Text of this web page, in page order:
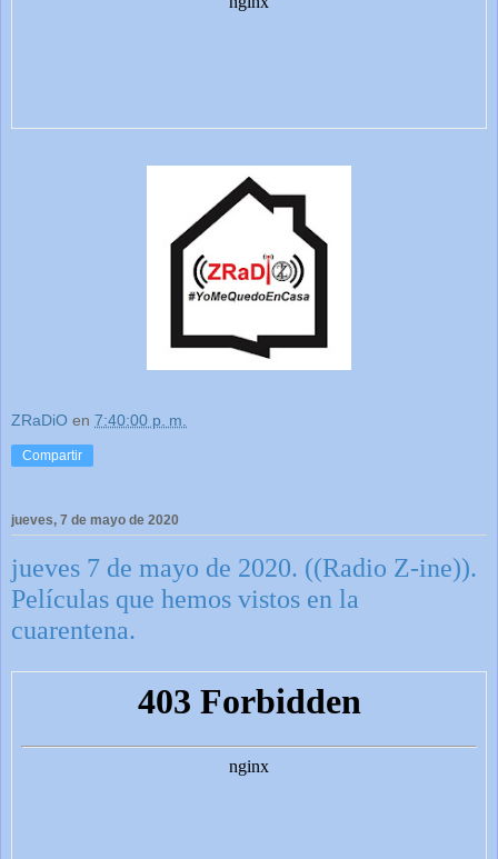
ZRaDiO en 7:40:00 p. m.
Compartir
jueves, 7 de mayo de 2020
jueves 7 de mayo de 2020. ((Radio Z-ine)).
Películas que hemos vistos en la
cuarentena.